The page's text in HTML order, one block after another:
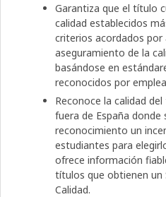
Garantiza que el título
calidad establecidos
criterios acordados por
aseguramiento de la
basándose en
reconocidos por
Reconoce la calidad
fuera de España
reconocimiento un
estudiantes para
ofrece información
títulos que obtienen un
Calidad.